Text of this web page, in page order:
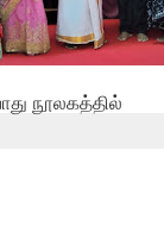
நூலகத்தில்